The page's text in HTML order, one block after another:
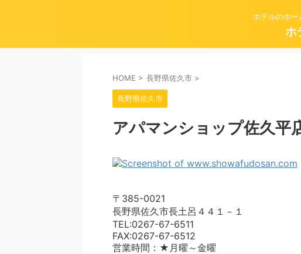
ホテルのホー
ホ
HOME > 長野県佐久市 >
長野県佐久市
アパマンショップ佐久平
〒385-0021
長野県佐久市長土呂４４１－１
TEL:0267-67-6511
FAX:0267-67-6512
営業時間：★月曜～金曜